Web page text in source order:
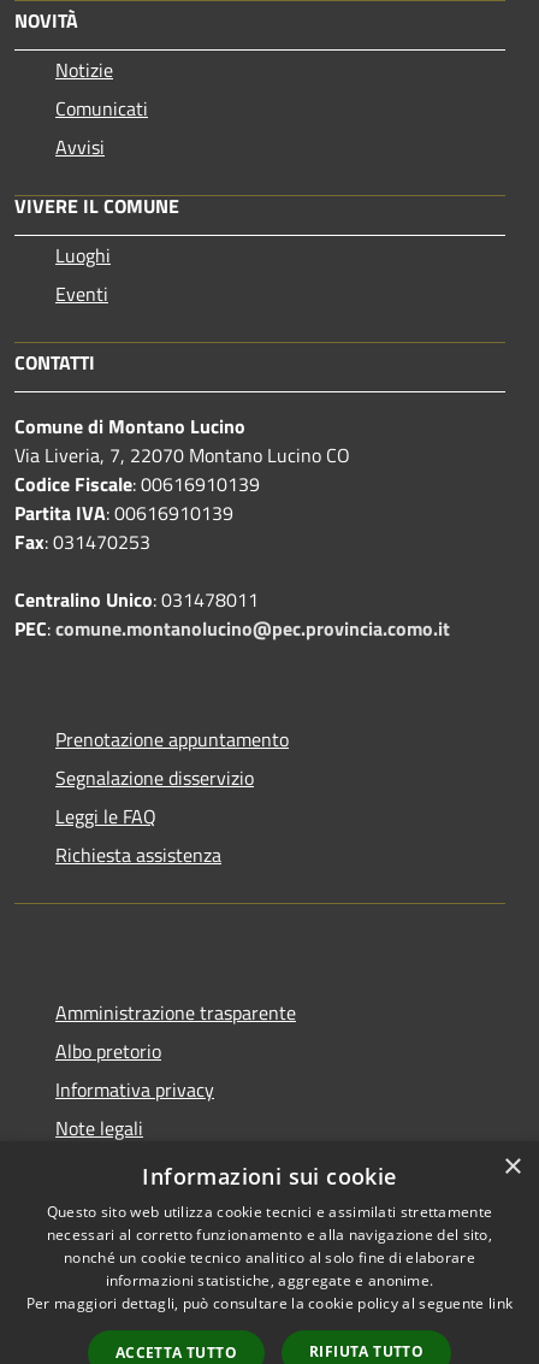
NOVITÀ
Notizie
Comunicati
Avvisi
VIVERE IL COMUNE
Luoghi
Eventi
CONTATTI
Comune di Montano Lucino
Via Liveria, 7, 22070 Montano Lucino CO
Codice Fiscale: 00616910139
Partita IVA: 00616910139
Fax: 031470253
Centralino Unico: 031478011
PEC:comune.montanolucino@pec.provincia.como.it
Prenotazione appuntamento
Segnalazione disservizio
Leggi le FAQ
Richiesta assistenza
Amministrazione trasparente
Albo pretorio
Informativa privacy
Note legali
Dichiarazione di accessibilità
Accessibilità
Copyright © 2026 • Comune di
Montano Lucino • Powered by
Municipium•
Accesso
×
Informazioni sui cookie
Questo sito web utilizza cookie tecnici e assimilati strettamente
necessari al corretto funzionamento e alla navigazione del sito,
nonché un cookie tecnico analitico al solo fine di elaborare
informazioni statistiche, aggregate e anonime.
Per maggiori dettagli, può consultare la cookie policy al seguente link
ACCETTA TUTTO RIFIUTA TUTTO